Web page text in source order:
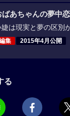
ばあちゃんの夢中
婕は現実と夢の区別
集 2015年4月公開
る